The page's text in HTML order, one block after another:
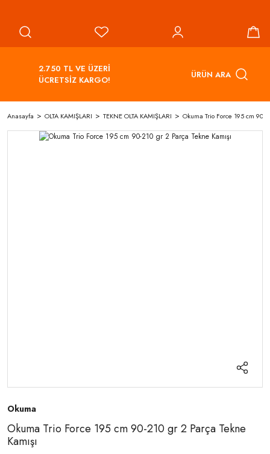
2.750 TL VE ÜZERİ
ÜCRETSİZ KARGO!
ÜRÜN ARA
Anasayfa OLTA KAMIŞLARI TEKNE OLTA KAMIŞLARI Okuma Trio Force 195 cm 90-
Okuma
Okuma Trio Force 195 cm 90-210 gr 2 Parça Tekne
Kamışı